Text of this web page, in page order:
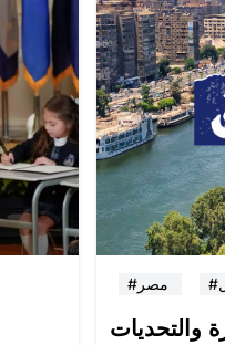
والتحديات